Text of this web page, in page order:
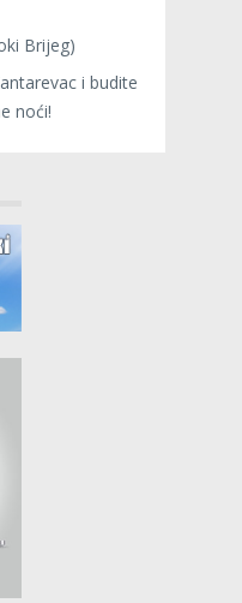
Brijeg)
i budite
noći!